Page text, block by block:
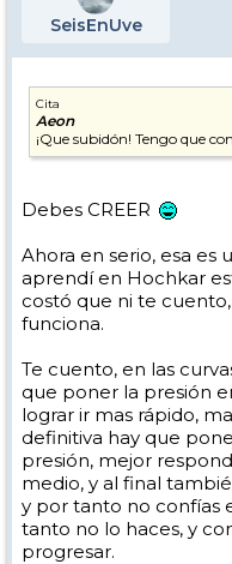
SeisEnUve
Cita
Aeon
¡Que subidón! Tengo que
Debes CREER
Ahora en serio, esa es
aprendí en Hochkar
costó que ni te
funciona.
Te cuento, en las
que poner la presión
lograr ir mas rápido,
definitiva hay que
presión, mejor
medio, y al final
y por tanto no confías
tanto no lo haces, y
progresar.